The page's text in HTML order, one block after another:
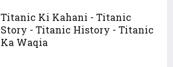
Titanic Ki Kahani - Titanic
Story - Titanic History - Titanic
Ka Waqia